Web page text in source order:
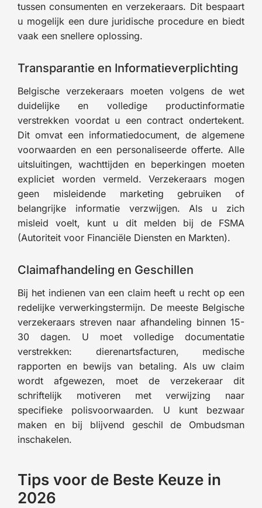
tussen consumenten en verzekeraars. Dit bespaart
u mogelijk een dure juridische procedure en biedt
vaak een snellere oplossing.
Transparantie en Informatieverplichting
Belgische verzekeraars moeten volgens de wet
duidelijke en volledige productinformatie
verstrekken voordat u een contract ondertekent.
Dit omvat een informatiedocument, de algemene
voorwaarden en een personaliseerde offerte. Alle
uitsluitingen, wachttijden en beperkingen moeten
expliciet worden vermeld. Verzekeraars mogen
geen misleidende marketing gebruiken of
belangrijke informatie verzwijgen. Als u zich
misleid voelt, kunt u dit melden bij de FSMA
(Autoriteit voor Financiële Diensten en Markten).
Claimafhandeling en Geschillen
Bij het indienen van een claim heeft u recht op een
redelijke verwerkingstermijn. De meeste Belgische
verzekeraars streven naar afhandeling binnen 15-
30 dagen. U moet volledige documentatie
verstrekken: dierenartsfacturen, medische
rapporten en bewijs van betaling. Als uw claim
wordt afgewezen, moet de verzekeraar dit
schriftelijk motiveren met verwijzing naar
specifieke polisvoorwaarden. U kunt bezwaar
maken en bij blijvend geschil de Ombudsman
inschakelen.
Tips voor de Beste Keuze in
2026